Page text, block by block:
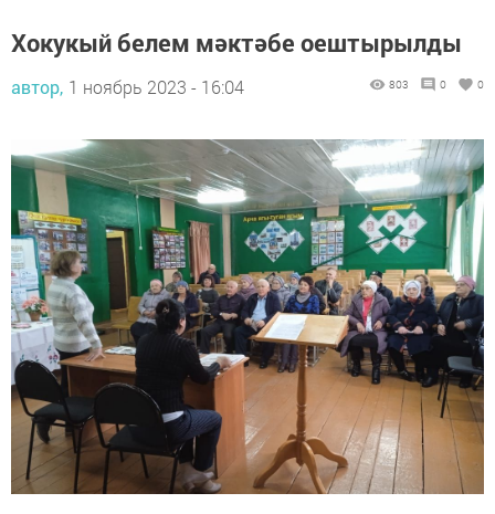
Хокукый белем мәктәбе оештырылды
автор, 1 ноябрь 2023 - 16:04 803 0 0